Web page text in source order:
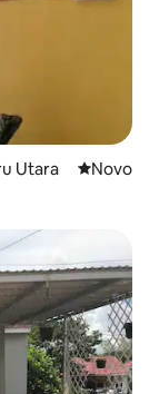
Utara Novo
Novo